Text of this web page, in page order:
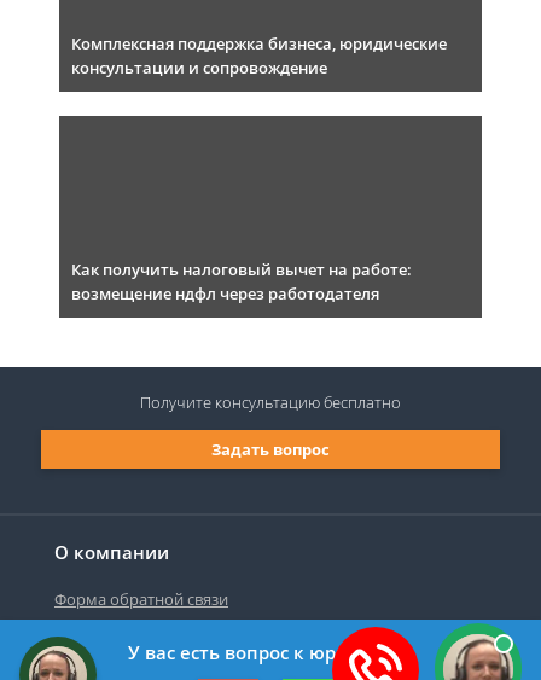
Комплексная поддержка бизнеса, юридические
консультации и сопровождение
Как получить налоговый вычет на работе:
возмещение ндфл через работодателя
О компании
Форма обратной связи
Задать вопрос
Получите консультациюбесплатно
У вас есть вопрос к юристу?